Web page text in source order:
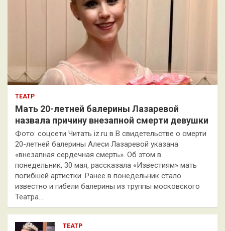
ТЕАТР
Мать 20-летней балерины Лазаревой
назвала причину внезапной смерти девушки
Фото: соцсети Читать iz.ru в В свидетельстве о смерти
20-летней балерины Алеси Лазаревой указана
«внезапная сердечная смерть». Об этом в
понедельник, 30 мая, рассказала «Известиям» мать
погибшей артистки. Ранее в понедельник стало
известно и гибели балерины из труппы московского
Театра…
ТЕАТР